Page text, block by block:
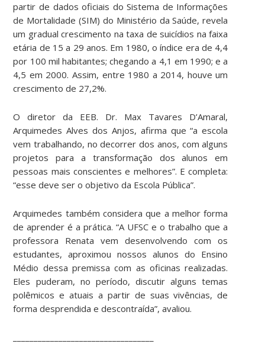
partir de dados oficiais do Sistema de Informações
de Mortalidade (SIM) do Ministério da Saúde, revela
um gradual crescimento na taxa de suicídios na faixa
etária de 15 a 29 anos. Em 1980, o índice era de 4,4
por 100 mil habitantes; chegando a 4,1 em 1990; e a
4,5 em 2000. Assim, entre 1980 a 2014, houve um
crescimento de 27,2%.
O diretor da EEB. Dr. Max Tavares D’Amaral,
Arquimedes Alves dos Anjos, afirma que “a escola
vem trabalhando, no decorrer dos anos, com alguns
projetos para a transformação dos alunos em
pessoas mais conscientes e melhores”. E completa:
“esse deve ser o objetivo da Escola Pública”.
Arquimedes também considera que a melhor forma
de aprender é a prática. “A UFSC e o trabalho que a
professora Renata vem desenvolvendo com os
estudantes, aproximou nossos alunos do Ensino
Médio dessa premissa com as oficinas realizadas.
Eles puderam, no período, discutir alguns temas
polêmicos e atuais a partir de suas vivências, de
forma desprendida e descontraída”, avaliou.